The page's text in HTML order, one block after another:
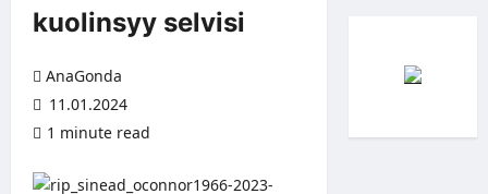
kuolinsyy selvisi
AnaGonda
11.01.2024
1 minute read